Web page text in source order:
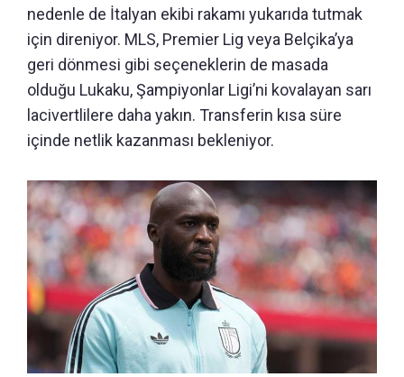
nedenle de İtalyan ekibi rakamı yukarıda tutmak
için direniyor. MLS, Premier Lig veya Belçika’ya
geri dönmesi gibi seçeneklerin de masada
olduğu Lukaku, Şampiyonlar Ligi’ni kovalayan sarı
lacivertlilere daha yakın. Transferin kısa süre
içinde netlik kazanması bekleniyor.